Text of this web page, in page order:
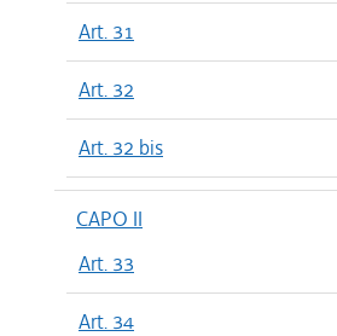
Art. 31
Art. 32
Art. 32 bis
CAPO II
Art. 33
Art. 34